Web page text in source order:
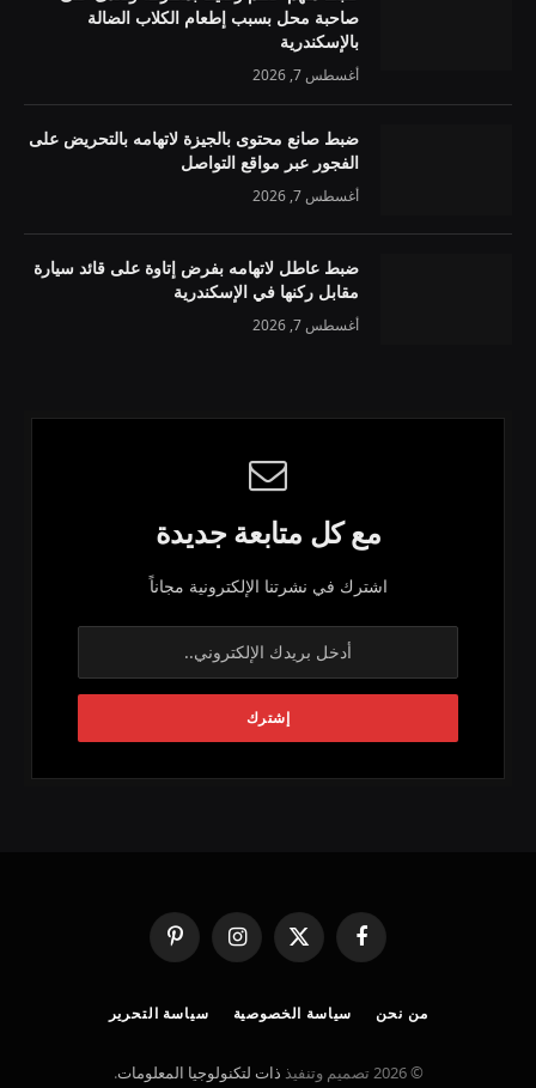
صاحبة محل بسبب إطعام الكلاب الضالة
بالإسكندرية
أغسطس 7, 2026
ضبط صانع محتوى بالجيزة لاتهامه بالتحريض على
الفجور عبر مواقع التواصل
أغسطس 7, 2026
ضبط عاطل لاتهامه بفرض إتاوة على قائد سيارة
مقابل ركنها في الإسكندرية
أغسطس 7, 2026
مع كل متابعة جديدة
اشترك في نشرتنا الإلكترونية مجاناً
فيسبوك
X
(Twitter)
الانستغرامبينتيريست
من نحن سياسة الخصوصية سياسة التحرير
© 2026 تصميم وتنفيذ ذات لتكنولوجيا المعلومات.